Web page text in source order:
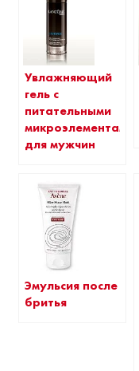
Увлажняющий
гель с
питательными
микроэлементами
для мужчин
Эмульсия после
бритья